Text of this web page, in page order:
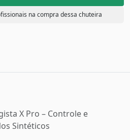
na compra dessa chuteira
X Pro – Controle e
Sintéticos